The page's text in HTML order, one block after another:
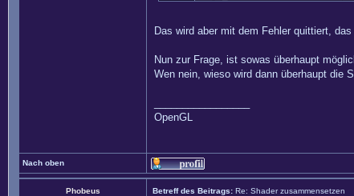
Das wird aber mit dem Fehler quittiert,
Nun zur Frage, ist sowas überhaupt
Wen nein, wieso wird dann überhaupt die
OpenGL
Nach oben
Phobeus Betreff des Beitrags: Re: Shader zusammensetzen